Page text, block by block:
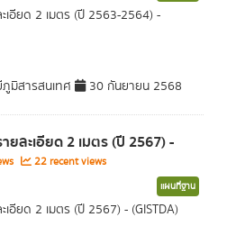
อียด 2 เมตร (ปี 2563-2564) -
มิสารสนเทศ 30 กันยายน 2568
ละเอียด 2 เมตร (ปี 2567) -
22 recent views
แผนที่ฐาน
อียด 2 เมตร (ปี 2567) - (GISTDA)